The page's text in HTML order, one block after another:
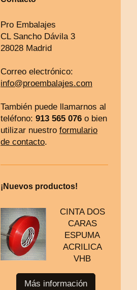
Pro Embalajes
CL Sancho Dávila 3
28028 Madrid
Correo electrónico:
info@proembalajes.com
También puede llamarnos al
teléfono: 913 565 076 o bien
utilizar nuestro formulario
de contacto.
¡Nuevos productos!
CINTA DOS
CARAS
ESPUMA
ACRILICA
VHB
Más información